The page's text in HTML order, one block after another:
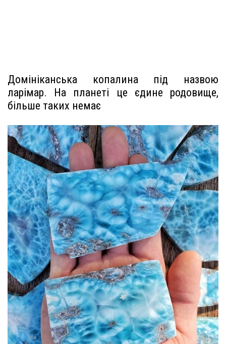
Домініканська копалина під назвою
ларімар. На планеті це єдине родовище,
більше таких немає